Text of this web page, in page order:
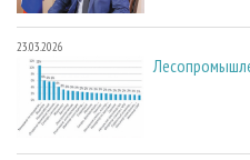
23.03.2026